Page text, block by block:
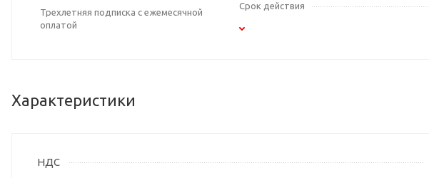
Трехлетняя подписка с ежемесячной
оплатой
Срок действия
Характеристики
НДС